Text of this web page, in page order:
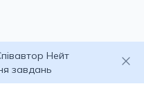
Нейт
завдань